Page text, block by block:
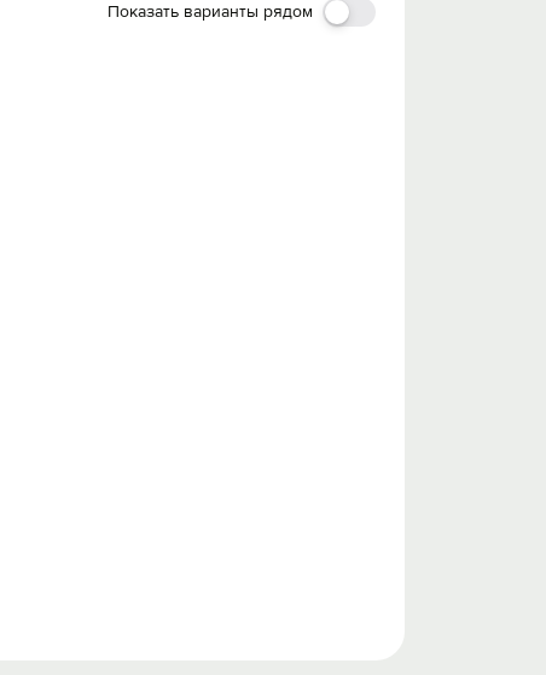
Показать варианты рядом